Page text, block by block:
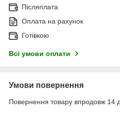
Післяплата
Оплата на рахунок
Готівкою
Всі умови оплати
Умови повернення
Повернення товару впродовж 14